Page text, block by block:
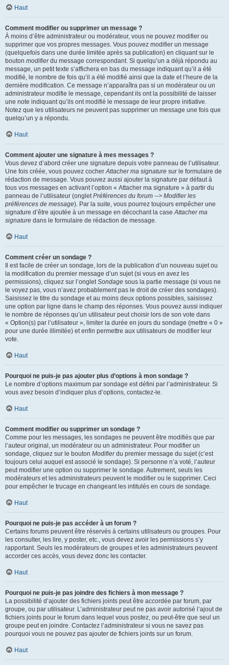
Haut
Comment modifier ou supprimer un message ?
À moins d’être administrateur ou modérateur, vous ne pouvez modifier ou
supprimer que vos propres messages. Vous pouvez modifier un message
(quelquefois dans une durée limitée après sa publication) en cliquant sur le
bouton modifierdu message correspondant. Si quelqu’un a déjà répondu au
message, un petit texte s’affichera en bas du message indiquant qu’il a été
modifié, le nombre de fois qu’il a été modifié ainsi que la date et l’heure de la
dernière modification. Ce message n’apparaîtra pas si un modérateur ou un
administrateur modifie le message, cependant ils ont la possibilité de laisser
une note indiquant qu’ils ont modifié le message de leur propre initiative.
Notez que les utilisateurs ne peuvent pas supprimer un message une fois que
quelqu’un y a répondu.
Haut
Comment ajouter une signature à mes messages ?
Vous devez d’abord créer une signature depuis votre panneau de l’utilisateur.
Une fois créée, vous pouvez cocherAttacher ma signature sur le formulaire de
rédaction de message. Vous pouvez aussi ajouter la signature par défaut à
tous vos messages en activant l’option « Attacher ma signature » à partir du
panneau de l’utilisateur (ongletPréférences du forum --> Modifier les
préférences de message). Par la suite, vous pourrez toujours empêcher une
signature d’être ajoutée à un message en décochant la caseAttacher ma
signature dans le formulaire de rédaction de message.
Haut
Comment créer un sondage ?
Il est facile de créer un sondage, lors de la publication d’un nouveau sujet ou
la modification du premier message d’un sujet (si vous en avez les
permissions), cliquez sur l’ongletSondage sous la partie message (si vous ne
le voyez pas, vous n’avez probablement pas le droit de créer des sondages).
Saisissez le titre du sondage et au moins deux options possibles, saisissez
une option par ligne dans le champ des réponses. Vous pouvez aussi indiquer
le nombre de réponses qu’un utilisateur peut choisir lors de son vote dans
« Option(s) par l’utilisateur », limiter la durée en jours du sondage (mettre « 0 »
pour une durée illimitée) et enfin permettre aux utilisateurs de modifier leur
vote.
Haut
Pourquoi ne puis-je pas ajouter plus d’options à mon sondage ?
Le nombre d’options maximum par sondage est défini par l’administrateur. Si
vous avez besoin d’indiquer plus d’options, contactez-le.
Haut
Comment modifier ou supprimer un sondage ?
Comme pour les messages, les sondages ne peuvent être modifiés que par
l’auteur original, un modérateur ou un administrateur. Pour modifier un
sondage, cliquez sur le bouton Modifierdu premier message du sujet (c’est
toujours celui auquel est associé le sondage). Si personne n’a voté, l’auteur
peut modifier une option ou supprimer le sondage. Autrement, seuls les
modérateurs et les administrateurs peuvent le modifier ou le supprimer. Ceci
pour empêcher le trucage en changeant les intitulés en cours de sondage.
Haut
Pourquoi ne puis-je pas accéder à un forum ?
Certains forums peuvent être réservés à certains utilisateurs ou groupes. Pour
les consulter, les lire, y poster, etc., vous devez avoir les permissions s’y
rapportant. Seuls les modérateurs de groupes et les administrateurs peuvent
accorder ces accès, vous devez donc les contacter.
Haut
Pourquoi ne puis-je pas joindre des fichiers à mon message ?
La possibilité d’ajouter des fichiers joints peut être accordée par forum, par
groupe, ou par utilisateur. L’administrateur peut ne pas avoir autorisé l’ajout de
fichiers joints pour le forum dans lequel vous postez, ou peut-être que seul un
groupe peut en joindre. Contactez l’administrateur si vous ne savez pas
pourquoi vous ne pouvez pas ajouter de fichiers joints sur un forum.
Haut